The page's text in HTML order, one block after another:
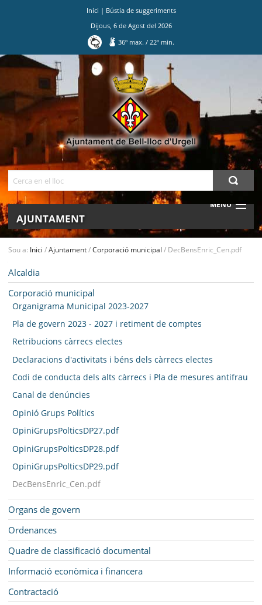
Inici | Bústia de suggeriments
Dijous, 6de Agostdel 2026
36º max./ 22º min.
MENU
AJUNTAMENT
SEU ELECTRÒNICA
BELL-LLOC SOLUCIONA
Sou a: Inici /Ajuntament/Corporació municipal / DecBensEnric_Cen.pdf
Alcaldia
Corporació municipal
Organigrama Municipal 2023-2027
Pla de govern 2023 - 2027 i retiment de comptes
Retribucions càrrecs electes
Declaracions d'activitats i béns dels càrrecs electes
Codi de conducta dels alts càrrecs i Pla de mesures antifrau
Canal de denúncies
Opinió Grups Polítics
OpiniGrupsPolticsDP27.pdf
OpiniGrupsPolticsDP28.pdf
OpiniGrupsPolticsDP29.pdf
DecBensEnric_Cen.pdf
Organs de govern
Ordenances
Quadre de classificació documental
Informació econòmica i financera
Contractació